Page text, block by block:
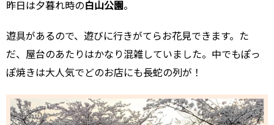
昨日は夕暮れ時の 白山公園。
遊具があるので、遊びに行きがてらお花見できます。た
だ、屋台のあたりはかなり混雑していました。中でもぽっ
ぽ焼きは大人気でどのお店にも長蛇の列が！